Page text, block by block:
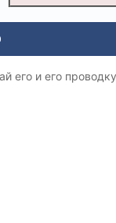
его и его